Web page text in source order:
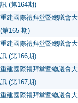
訊 (第164期)
重建國際禮拜堂暨總議會
(第165 期)
重建國際禮拜堂暨總議會
訊 (第166期)
重建國際禮拜堂暨總議會
訊 (第167期)
重建國際禮拜堂暨總議會